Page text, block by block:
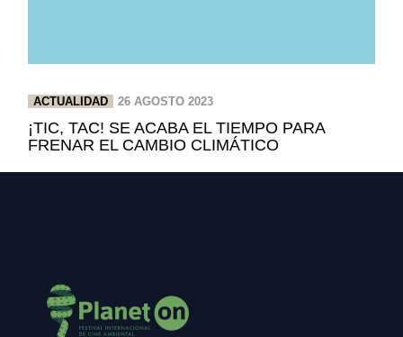
ACTUALIDAD 26 AGOSTO 2023
¡TIC, TAC! SE ACABA EL TIEMPO PARA
FRENAR EL CAMBIO CLIMÁTICO